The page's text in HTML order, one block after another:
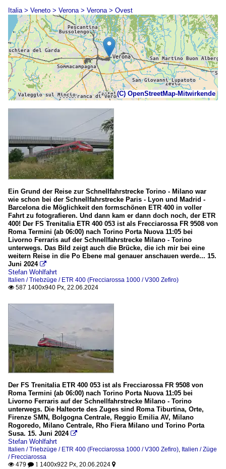
Italia > Veneto > Verona > Verona > Ovest
(C) OpenStreetMap-Mitwirkende
Ein Grund der Reise zur Schnellfahrstrecke Torino - Milano war
wie schon bei der Schnellfahrstrecke Paris - Lyon und Madrid -
Barcelona die Möglichkeit den formschönen ETR 400 in voller
Fahrt zu fotografieren. Und dann kam er dann doch noch, der ETR
400! Der FS Trenitalia ETR 400 053 ist als Frecciarossa FR 9508 von
Roma Termini (ab 06:00) nach Torino Porta Nuova 11:05 bei
Livorno Ferraris auf der Schnellfahrstrecke Milano - Torino
unterwegs. Das Bild zeigt auch die Brücke, die ich mir bei eine
weitern Reise in die Po Ebene mal genauer anschauen werde... 15.
Juni 2024 
Stefan Wohlfahrt
Italien / Triebzüge / ETR 400 (Frecciarossa 1000 / V300 Zefiro)
 587 1400x940 Px, 22.06.2024
Der FS Trenitalia ETR 400 053 ist als Frecciarossa FR 9508 von
Roma Termini (ab 06:00) nach Torino Porta Nuova 11:05 bei
Livorno Ferraris auf der Schnellfahrstrecke Milano - Torino
unterwegs. Die Halteorte des Zuges sind Roma Tiburtina, Orte,
Firenze SMN, Bolgogna Centrale, Reggio Emilia AV, Milano
Rogoredo, Milano Centrale, Rho Fiera Milano und Torino Porta
Susa. 15. Juni 2024 
Stefan Wohlfahrt
Italien / Triebzüge / ETR 400 (Frecciarossa 1000 / V300 Zefiro), Italien / Züge
/ Frecciarossa
 479  1 1400x922 Px, 20.06.2024 